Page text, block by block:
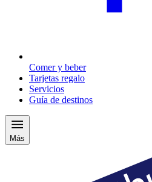
Comer y beber
Tarjetas regalo
Servicios
Guía de destinos
Más